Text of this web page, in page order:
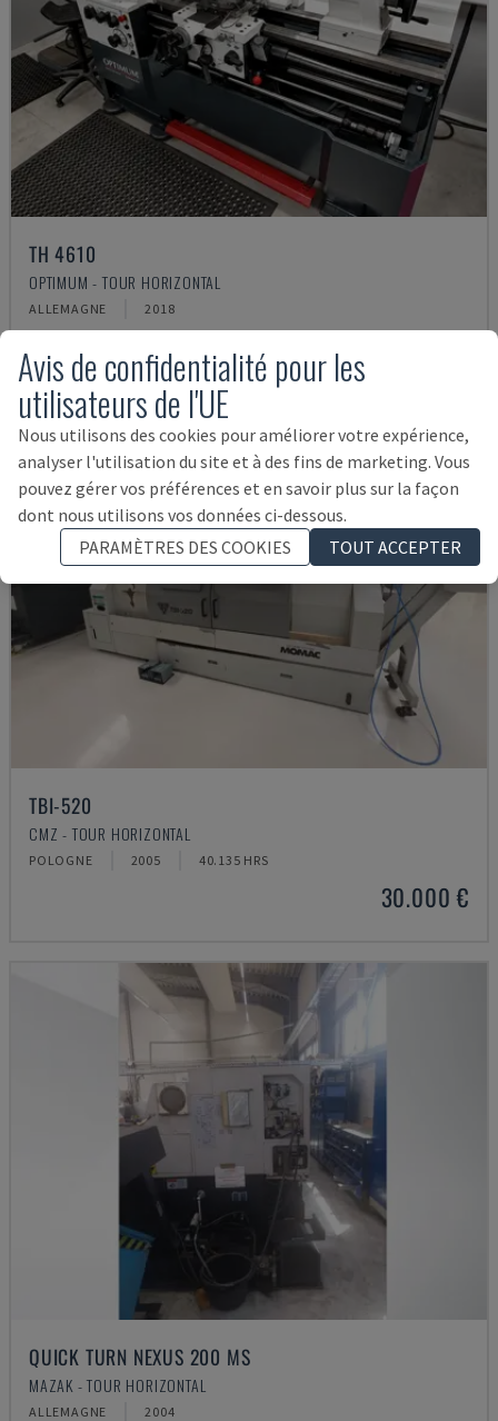
TH 4610
OPTIMUM - TOUR HORIZONTAL
ALLEMAGNE 2018
TBI-520
CMZ - TOUR HORIZONTAL
POLOGNE 2005 40.135 HRS
30.000 €
QUICK TURN NEXUS 200 MS
MAZAK - TOUR HORIZONTAL
ALLEMAGNE 2004
Avis de confidentialité pour les
utilisateurs de l'UE
Nous utilisons des cookies pour améliorer votre expérience,
analyser l'utilisation du site et à des fins de marketing. Vous
pouvez gérer vos préférences et en savoir plus sur la façon
dont nous utilisons vos données ci-dessous.
PARAMÈTRES DES COOKIES
TOUT ACCEPTER